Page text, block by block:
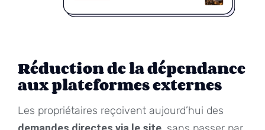
Réduction de la dépendance
aux plateformes externes
Les propriétaires reçoivent aujourd’hui des